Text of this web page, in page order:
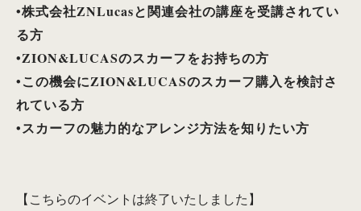
•株式会社ZNLucasと関連会社の講座を受講されてい
る方
•ZION&LUCASのスカーフをお持ちの方
•この機会にZION&LUCASのスカーフ購入を検討さ
れている方
•スカーフの魅力的なアレンジ方法を知りたい方
【こちらのイベントは終了いたしました】